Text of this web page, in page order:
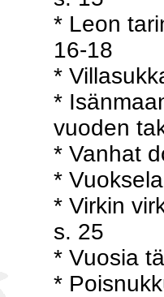
* Leon
16-18
*
*
vuoden
* Vanhat
*
* Virkin
s. 25
* Vuosia
*